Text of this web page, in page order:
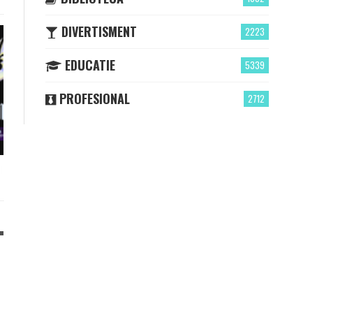
2223
DIVERTISMENT
5339
EDUCATIE
2712
PROFESIONAL